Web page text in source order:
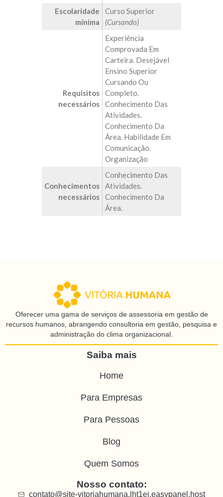
Escolaridade
mínima
Curso Superior
(Cursando)
Requisitos
necessários
Experiência
Comprovada Em
Carteira. Desejável
Ensino Superior
Cursando Ou
Completo.
Conhecimento Das
Atividades.
Conhecimento Da
Área. Habilidade Em
Comunicação.
Organização
Conhecimentos
necessários
Conhecimento Das
Atividades.
Conhecimento Da
Área.
Oferecer uma gama de serviços de assessoria em gestão de
recursos humanos, abrangendo consultoria em gestão, pesquisa e
administração do clima organizacional.
Saiba mais
Home
Para Empresas
Para Pessoas
Blog
Quem Somos
Nosso contato:
contato@site-vitoriahumana.lht1ei.easypanel.host